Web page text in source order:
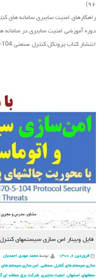
۹۶)
راهکارهای امنیت سایبری سامانه های
دوره آموزشی امنیت سایبری در سامانه
انتشار کتاب پروتکل کنترل صنعتی IEC 60870-5-104 از منظر امنیت سایبری
فایل وبینار امن سازی سیستم‏های
فروردین ۶, ۱۴۰۰ توسط محمد مهدی احمدیان
سازی سیستم های کنترل صنعتی, امن سازی سیستم های
منطقهای اصفهان, امنیت سایبری شركت برق منطقه ای